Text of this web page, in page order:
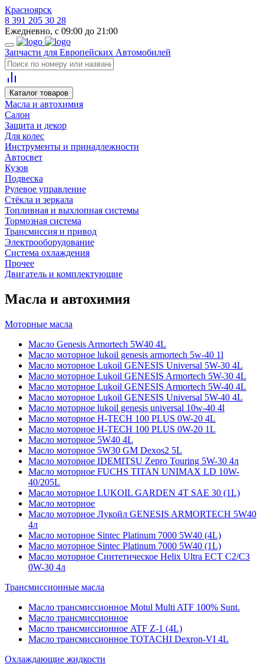
Красноярск
8 391 205 30 28
Ежедневно, с 09:00 до 21:00
Запчасти для Европейских Автомобилей
Каталог товаров
Масла и автохимия
Салон
Защита и декор
Для колес
Инструменты и принадлежности
Автосвет
Кузов
Подвеска
Рулевое управление
Стёкла и зеркала
Топливная и выхлопная системы
Тормозная система
Трансмиссия и привод
Электрооборудование
Система охлаждения
Прочее
Двигатель и комплектующие
Масла и автохимия
Моторные масла
Масло Genesis Armortech 5W40 4L
Масло моторное lukoil genesis armortech 5w-40 1l
Масло моторное Lukoil GENESIS Universal 5W-30 4L
Масло моторное Lukoil GENESIS Armortech 5W-30 4L
Масло моторное Lukoil GENESIS Armortech 5W-40 4L
Масло моторное Lukoil GENESIS Universal 5W-40 4L
Масло моторное lukoil genesis universal 10w-40 4l
Масло моторное H-TECH 100 PLUS 0W-20 4L
Масло моторное H-TECH 100 PLUS 0W-20 1L
Масло моторное 5W40 4L
Масло моторное 5W30 GM Dexos2 5L
Масло моторное IDEMITSU Zepro Touring 5W-30 4л
Масло моторное FUCHS TITAN UNIMAX LD 10W-
40/205L
Масло моторное LUKOIL GARDEN 4Т SAE 30 (1L)
Масло моторное
Масло моторное Лукойл GENESIS ARMORTECH 5W40
4л
Масло моторное Sintec Platinum 7000 5W40 (4L)
Масло моторное Sintec Platinum 7000 5W40 (1L)
Масло моторное Синтетическое Helix Ultra ECT C2/C3
0W-30 4л
Трансмиссионные масла
Масло трансмиссионное Motul Multi ATF 100% Sunt.
Масло трансмиссионное
Масло трансмиссионное ATF Z-1 (4L)
Масло трансмиссионное TOTACHI Dexron-VI 4L
Охлаждающие жидкости